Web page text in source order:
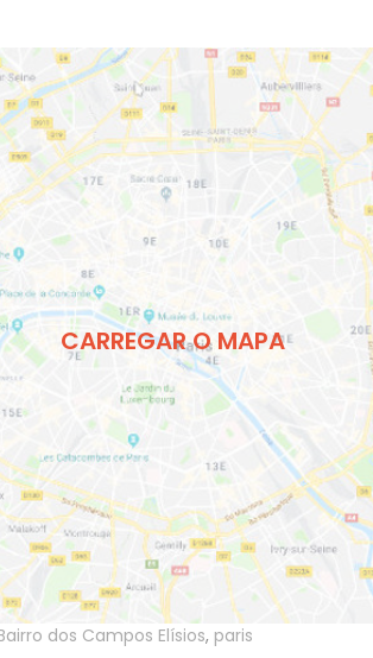
CARREGAR O MAPA
dos Campos Elísios, paris